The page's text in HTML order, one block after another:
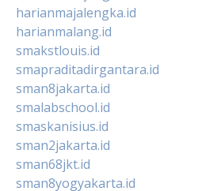
harianmajalengka.id
harianmalang.id
smakstlouis.id
smapraditadirgantara.id
sman8jakarta.id
smalabschool.id
smaskanisius.id
sman2jakarta.id
sman68jkt.id
sman8yogyakarta.id